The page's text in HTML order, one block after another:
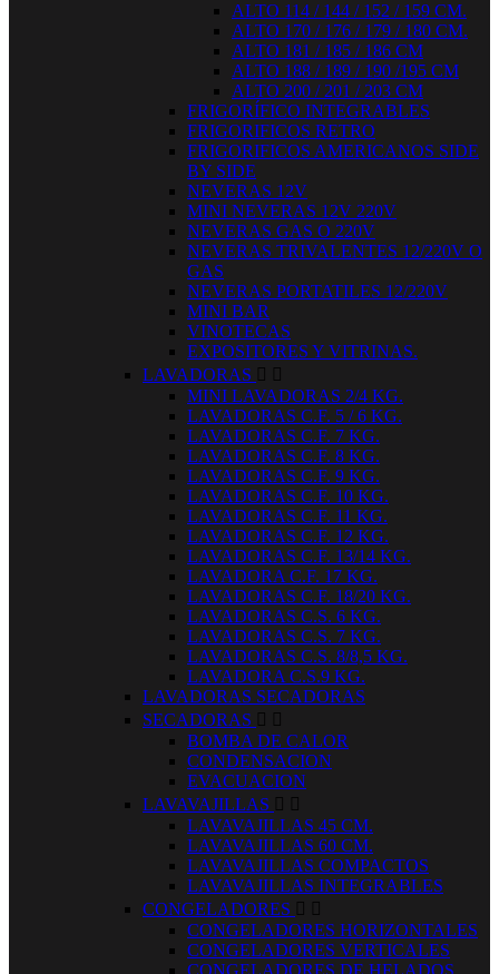
ALTO 114 / 144 / 152 / 159 CM.
ALTO 170 / 176 / 179 / 180 CM.
ALTO 181 / 185 / 186 CM
ALTO 188 / 189 / 190 /195 CM
ALTO 200 / 201 / 203 CM
FRIGORÍFICO INTEGRABLES
FRIGORIFICOS RETRO
FRIGORIFICOS AMERICANOS SIDE
BY SIDE
NEVERAS 12V
MINI NEVERAS 12V 220V
NEVERAS GAS O 220V
NEVERAS TRIVALENTES 12/220V O
GAS
NEVERAS PORTATILES 12/220V
MINI BAR
VINOTECAS
EXPOSITORES Y VITRINAS.
LAVADORAS  
MINI LAVADORAS 2/4 KG.
LAVADORAS C.F. 5 / 6 KG.
LAVADORAS C.F. 7 KG.
LAVADORAS C.F. 8 KG.
LAVADORAS C.F. 9 KG.
LAVADORAS C.F. 10 KG.
LAVADORAS C.F. 11 KG.
LAVADORAS C.F. 12 KG.
LAVADORAS C.F. 13/14 KG.
LAVADORA C.F. 17 KG.
LAVADORAS C.F. 18/20 KG.
LAVADORAS C.S. 6 KG.
LAVADORAS C.S. 7 KG.
LAVADORAS C.S. 8/8,5 KG.
LAVADORA C.S.9 KG.
LAVADORAS SECADORAS
SECADORAS  
BOMBA DE CALOR
CONDENSACION
EVACUACION
LAVAVAJILLAS  
LAVAVAJILLAS 45 CM.
LAVAVAJILLAS 60 CM.
LAVAVAJILLAS COMPACTOS
LAVAVAJILLAS INTEGRABLES
CONGELADORES  
CONGELADORES HORIZONTALES
CONGELADORES VERTICALES
CONGELADORES DE HELADOS